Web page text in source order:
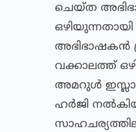
ചെയ്ത
അഭിഭാഷകൻ
വക്കാലത്ത്
അമറുൾ
ഹർജി